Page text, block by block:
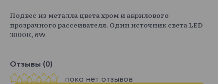
Подвес из металла цвета хром и акрилового
прозрачного рассеивателя. Один источник света LED
3000К, 6W
Отзывы (0)
пока нет отзывов